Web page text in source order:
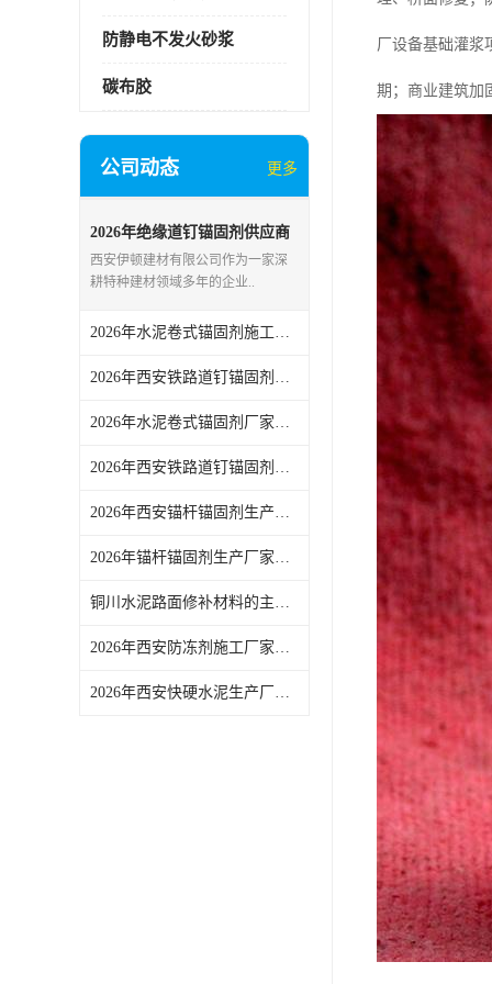
防静电不发火砂浆
碳布胶
公司动态 更多
2026年绝缘道钉锚固剂供应商
推荐：西安伊顿建材专注铁路
轨道锚固材料方案
西安伊顿建材有限公司作为一家深
耕特种建材领域多年的企业..
2026年水泥卷式锚固剂施工公司厂家解析：西安伊顿建材
2026年西安铁路道钉锚固剂直销厂家推荐，锚固剂源头供应企业
2026年水泥卷式锚固剂厂家推荐：西安伊顿建材施工方案
2026年西安铁路道钉锚固剂直销厂家推荐：伊顿建材高品质锚固方案解析
2026年西安锚杆锚固剂生产厂家推荐：西安伊顿建材源头供货
2026年锚杆锚固剂生产厂家推荐：西安伊顿建材有限公司
铜川水泥路面修补材料的主要用途
2026年西安防冻剂施工厂家推荐：西安伊顿建材有限公司供应与技术服务解析
2026年西安快硬水泥生产厂家推荐：伊顿建材专注特种建材
厂设备基础灌浆
期；商业建筑加